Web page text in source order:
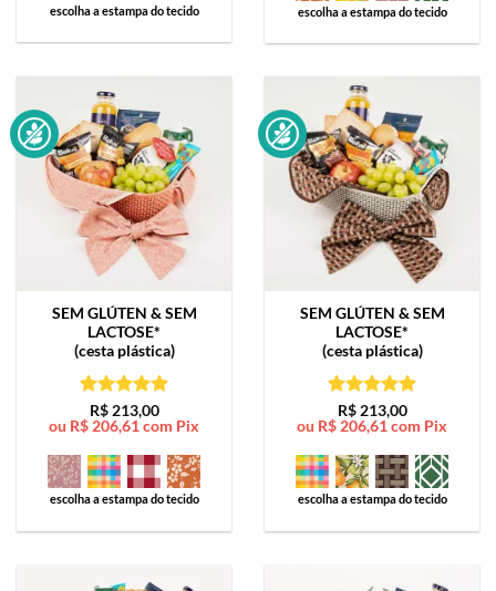
escolha a estampa do tecido escolha a estampa do tecido
SEM GLÚTEN & SEM
LACTOSE*
(cesta plástica)
Avaliação5
de 5
R$213,00
ou R$ 206,61 com Pix
escolha a estampa do tecido
SEM GLÚTEN & SEM
LACTOSE*
(cesta plástica)
Avaliação5
de 5
R$213,00
ou R$ 206,61 com Pix
escolha a estampa do tecido